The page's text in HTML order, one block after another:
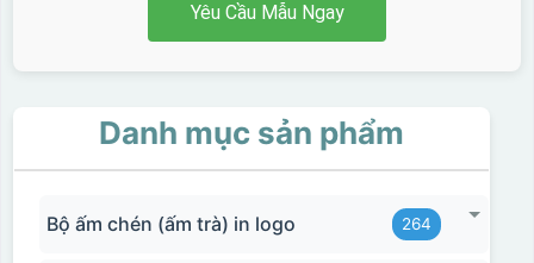
Yêu Cầu Mẫu Ngay
Danh mục sản phẩm
Bộ ấm chén (ấm trà) in logo 264